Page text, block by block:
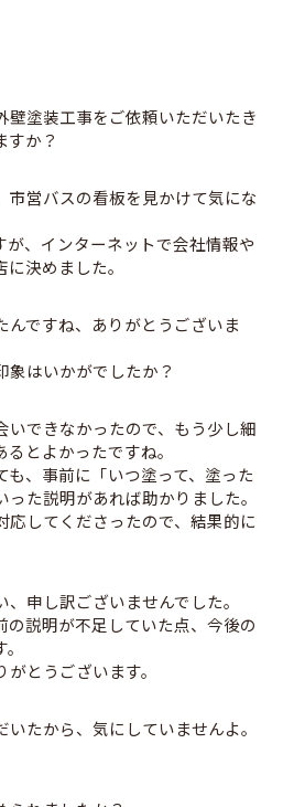
壁塗装工事をご依頼いただいたき
すか？
市営バスの看板を見かけて気にな
が、インターネットで会社情報や
決めました。
ですね、ありがとうございま
象はいかがでしたか？
いできなかったので、もう少し細
とよかったですね。
、事前に「いつ塗って、塗った
た説明があれば助かりました。
応してくださったので、結果的に
申し訳ございませんでした。
の説明が不足していた点、今後の
とうございます。
たから、気にしていませんよ。